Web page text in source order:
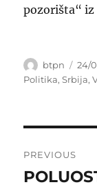
pozorišta“ iz
Author
btpn
on
24/
Politika,Srbija,
PREVIOUS
Previous